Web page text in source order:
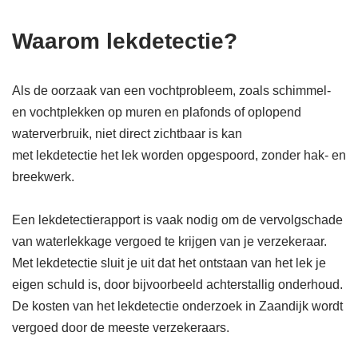
Waarom lekdetectie?
Als de oorzaak van een vochtprobleem, zoals schimmel-
en vochtplekken op muren en plafonds of oplopend
waterverbruik, niet direct zichtbaar is kan
met lekdetectie het lek worden opgespoord, zonder hak- en
breekwerk.
Een lekdetectierapport is vaak nodig om de vervolgschade
van waterlekkage vergoed te krijgen van je verzekeraar.
Met lekdetectie sluit je uit dat het ontstaan van het lek je
eigen schuld is, door bijvoorbeeld achterstallig onderhoud.
De kosten van het lekdetectie onderzoek in Zaandijk wordt
vergoed door de meeste verzekeraars.